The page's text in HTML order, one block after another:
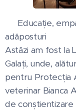
🐾 Educație,
adăposturi 🐾🎨
Astăzi am fost la
Galați, unde,
pentru Protecția
veterinar Bianca
de